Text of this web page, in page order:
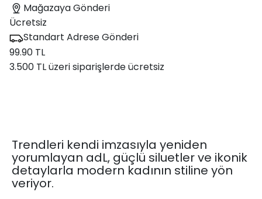
Mağazaya Gönderi
Ücretsiz
Standart Adrese Gönderi
99.90 TL
3.500 TL üzeri siparişlerde ücretsiz
Trendleri kendi imzasıyla yeniden
yorumlayan adL, güçlü siluetler ve ikonik
detaylarla modern kadının stiline yön
veriyor.